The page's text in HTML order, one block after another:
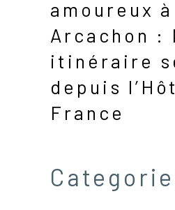
amoureux à
Arcachon :
itinéraire
depuis
France